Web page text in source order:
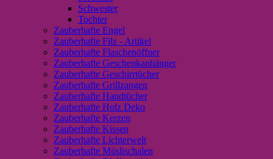
Schwester
Tochter
Zauberhafte Engel
Zauberhafte Filz - Artikel
Zauberhafte Flaschenöffner
Zauberhafte Geschenkanhänger
Zauberhafte Geschirrtücher
Zauberhafte Grillzangen
Zauberhafte Handtücher
Zauberhafte Holz Deko
Zauberhafte Kerzen
Zauberhafte Kissen
Zauberhafte Lichterwelt
Zauberhafte Müslischalen